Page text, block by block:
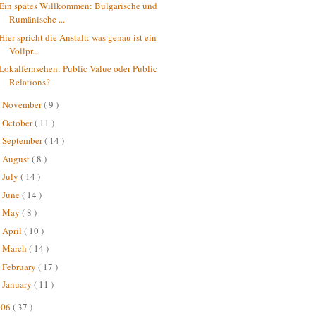
spätes Willkommen: Bulgarische und
Rumänische ...
spricht die Anstalt: was genau ist ein
Vollpr...
Public Value oder Public
Relations?
November( 9 )
October( 11 )
September( 14 )
August( 8 )
July ( 14 )
June( 14 )
May ( 8 )
April ( 10 )
March ( 14 )
February ( 17 )
January ( 11 )
( 37 )